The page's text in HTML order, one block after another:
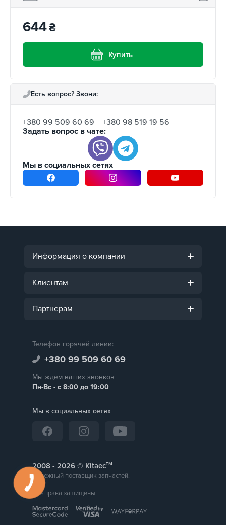
644₴
Купить
Есть вопрос? Звони:
+380 99 509 60 69
+380 98 519 19 56
Задать вопрос в чате:
Мы в социальных сетях
Информация о компании
Клиентам
Партнерам
Телефон горячей линии:
+380 99 509 60 69
Мы ждем ваших звонков
Пн-Вс - с 8:00 до 19:00
Мы в социальных сетях
2008 - © Kitaecтм
Надежный поставщик запчастей.
Все права защищены.